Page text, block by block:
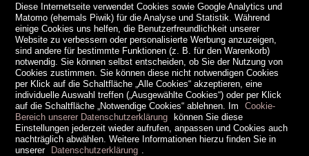
Diese Internetseite verwendet Cookies sowie Google Analytics und
Matomo (ehemals Piwik) für die Analyse und Statistik. Während
einige Cookies uns helfen, die Benutzerfreundlichkeit unserer
Website zu verbessern oder personalisierte Werbung anzuzeigen,
sind andere für bestimmte Funktionen (z. B. für den Warenkorb)
notwendig. Sie können selbst entscheiden, ob Sie der Nutzung von
Cookies zustimmen. Sie können diese nicht notwendigen Cookies
per Klick auf die Schaltfläche „Alle Cookies“ akzeptieren, eine
individuelle Auswahl treffen („Ausgewählte Cookies“) oder per Klick
auf die Schaltfläche „Notwendige Cookies“ ablehnen. Im
Cookie-
Bereich unserer Datenschutzerklärung können Sie diese
Einstellungen jederzeit wieder aufrufen, anpassen und Cookies auch
nachträglich abwählen. Weitere Informationen hierzu finden Sie in
unserer Datenschutzerklärung